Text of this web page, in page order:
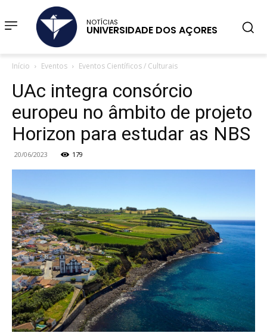
NOTÍCIAS
UNIVERSIDADE DOS AÇORES
Início Eventos Eventos Científicos / Culturais
UAc integra consórcio
europeu no âmbito de projeto
Horizon para estudar as NBS
20/06/2023 179